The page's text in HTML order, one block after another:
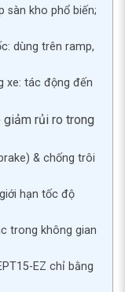
sàn kho phổ biến;
dùng trên ramp,
xe: tác động đến
giảm rủi ro trong
& chống trôi
hạn tốc độ
trong không gian
EZ chỉ bằng